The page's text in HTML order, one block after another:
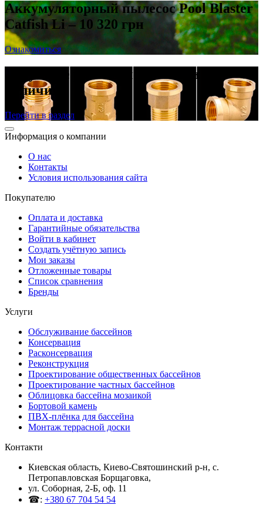
Аккумуляторный пылесос Pool Blaster
Catfish Li – 10 320 грн
Ознакомиться
Латунные резьбовые фитинги в
наличии
Перейти в раздел
Информация о компании
О нас
Контакты
Условия использования сайта
Покупателю
Оплата и доставка
Гарантийные обязательства
Войти в кабинет
Создать учётную запись
Мои заказы
Отложенные товары
Список сравнения
Бренды
Услуги
Обслуживание бассейнов
Консервация
Расконсервация
Реконструкция
Проектирование общественных бассейнов
Проектирование частных бассейнов
Облицовка бассейна мозаикой
Бортовой камень
ПВХ-плёнка для бассейна
Монтаж террасной доски
Контакти
Киевская область, Киево-Святошинский р-н, c.
Петропавловская Борщаговка,
ул. Соборная, 2-Б, оф. 11
☎: +380 67 704 54 54